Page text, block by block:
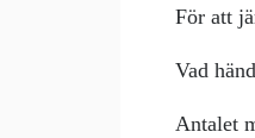
För att
Vad
Antalet